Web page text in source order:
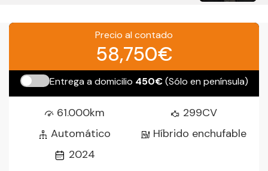
Precio al contado
58,750€
Entrega a domicilio 450€(Sólo en península)
61.000km
299CV
Automático
Híbrido enchufable
2024